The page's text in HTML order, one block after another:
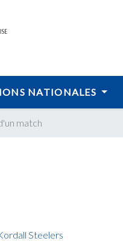
NATIONALES
match
Steelers